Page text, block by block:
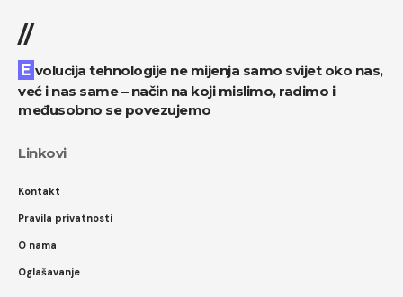
//
Evolucija tehnologije ne mijenja samo svijet oko nas,
već i nas same – način na koji mislimo, radimo i
međusobno se povezujemo
Linkovi
Kontakt
Pravila privatnosti
O nama
Oglašavanje